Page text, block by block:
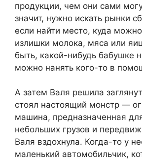
продукции, чем они сами
значит, нужно искать рынки
если найти место, куда
излишки молока, мяса или
быть, какой-нибудь бабушке
можно нанять кого-то в
А затем Валя решила
стоял настоящий монстр —
машина, предназначенная
небольших грузов и
Валя вздохнула. Когда-то у
маленький автомобильчик,